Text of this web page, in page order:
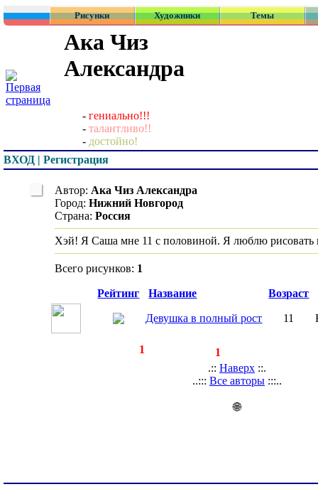
Рисунки Художники Темы
Ака Чиз
Александра
- гениально!!!
- талантливо!!
- достойно!
ВХОД | Регистрация
Автор: Ака Чиз Александра
Город: Нижний Новгород
Страна: Россия
Хэй! Я Саша мне 11 с половиной. Я люблю
Всего рисунков: 1
Рейтинг Название Возраст
Девушка в полный рост 11
1
1
.:: Наверх ::.
..::: Все авторы :::..
🌐